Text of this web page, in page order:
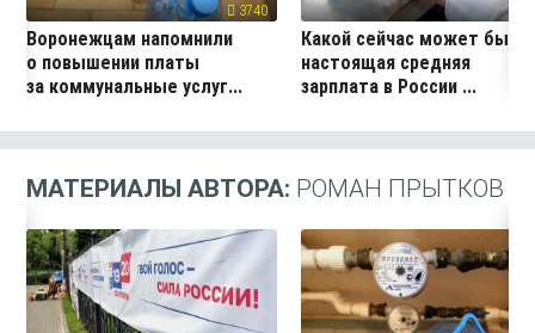
3740
Воронежцам напомнили
о повышении платы
за коммунальные услуг...
Какой сейчас может быть
настоящая средняя
зарплата в России ...
МАТЕРИАЛЫ АВТОРА: РОМАН ПРЫТКОВ